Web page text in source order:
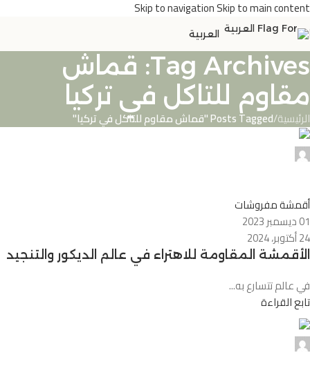
Skip to navigationSkip to main content
العربية
Tag Archives: قماش
مقاوم للتاكل في تركيا
الرئيسية/Posts Tagged "قماش مقاوم للتاكل في تركيا"
أقمشة مفروشات
01 ديسمبر 2023
24 أكتوبر، 2024
الأقمشة المقاومة للاهتراء في عالم الديكور والتنجيد
في عالم تتسارع به...
تابع القراءة